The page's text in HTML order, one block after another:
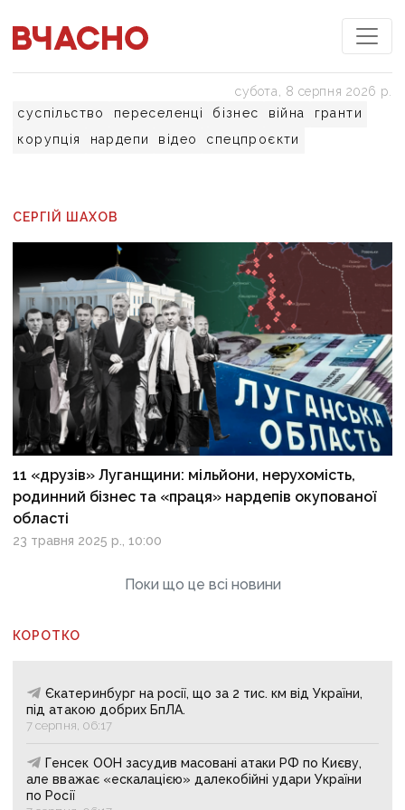
суспільство переселенці бізнес війна
гранти
корупція
нардепи відео спецпроєкти
субота, 8 серпня 2026 р.
СЕРГІЙ ШАХОВ
11 «друзів» Луганщини: мільйони, нерухомість,
родинний бізнес та «праця» нардепів окупованої
області
23 травня 2025 р., 10:00
Поки що це всі новини
КОРОТКО
Єкатеринбург на росії, що за 2 тис. км від України,
під атакою добрих БпЛА.
7 серпня, 06:17
Генсек ООН засудив масовані атаки РФ по Києву,
але вважає «ескалацією» далекобійні удари України
по Росії